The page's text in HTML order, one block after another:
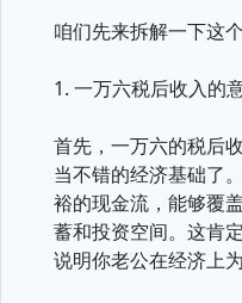
咱们先来拆解一下这
1. 一万六税后收入的
首先，一万六的税后
当不错的经济基础了
裕的现金流，能够覆
蓄和投资空间。这肯
说明你老公在经济上